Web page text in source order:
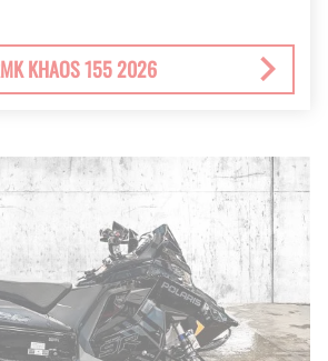
KHAOS 155 2026